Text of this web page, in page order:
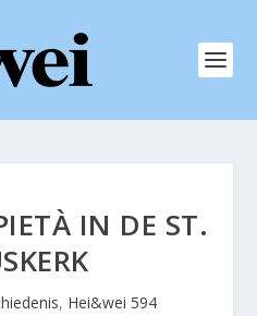
IN DE ST.
, Hei&wei 594